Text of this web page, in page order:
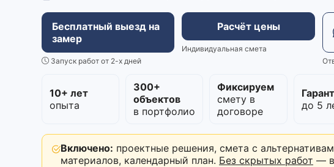
Бесплатный выезд на
замер
Запуск работ от 2-х дней
Расчёт цены
Индивидуальная смета
10+ лет
опыта
300+
объектов
в портфолио
Фиксируем
смету в
договоре
до 5
Включено: проектные решения, смета с
материалов, календарный план. Без скрытых работ —